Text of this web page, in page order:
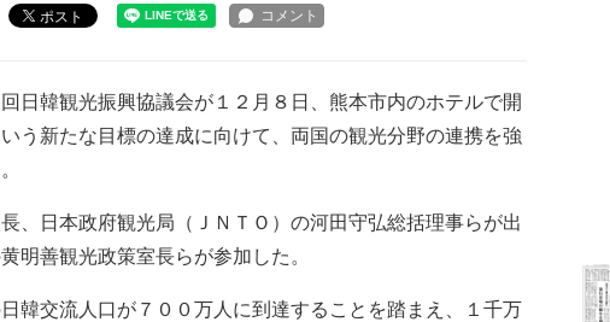
ポスト
日韓観光振興協議会が１２月８日、熊本市内のホテルで開
う新たな目標の達成に向けて、両国の観光分野の連携を強
、日本政府観光局（ＪＮＴＯ）の河田守弘総括理事らが出
明善観光政策室長らが参加した。
韓交流人口が７００万人に到達することを踏まえ、１千万